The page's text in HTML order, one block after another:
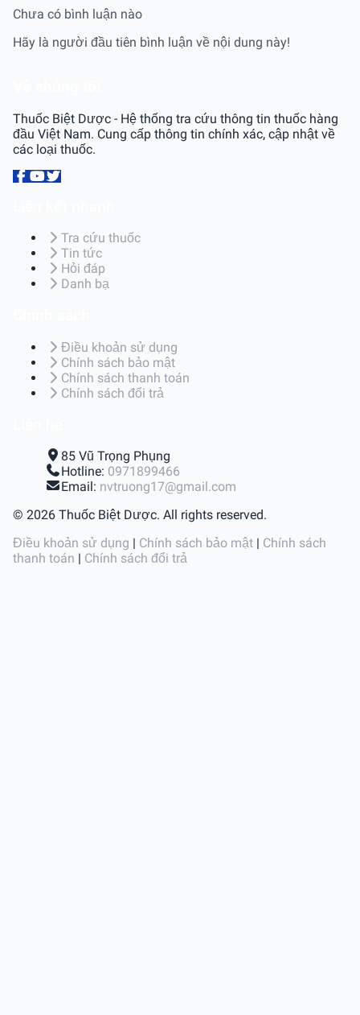
Chưa có bình luận nào
Hãy là người đầu tiên bình luận về nội dung này!
Thuốc Biệt Dược - Hệ thống tra cứu thông tin thuốc hàng
đầu Việt Nam. Cung cấp thông tin chính xác, cập nhật về
các loại thuốc.
Tra cứu thuốc
Tin tức
Hỏi đáp
Danh bạ
Điều khoản sử dụng
Chính sách bảo mật
Chính sách thanh toán
Chính sách đổi trả
85 Vũ Trọng Phụng
Hotline: 0971899466
Email: nvtruong17@gmail.com
© 2026 Thuốc Biệt Dược. All rights reserved.
Điều khoản sử dụng | Chính sách bảo mật | Chính sách
thanh toán | Chính sách đổi trả